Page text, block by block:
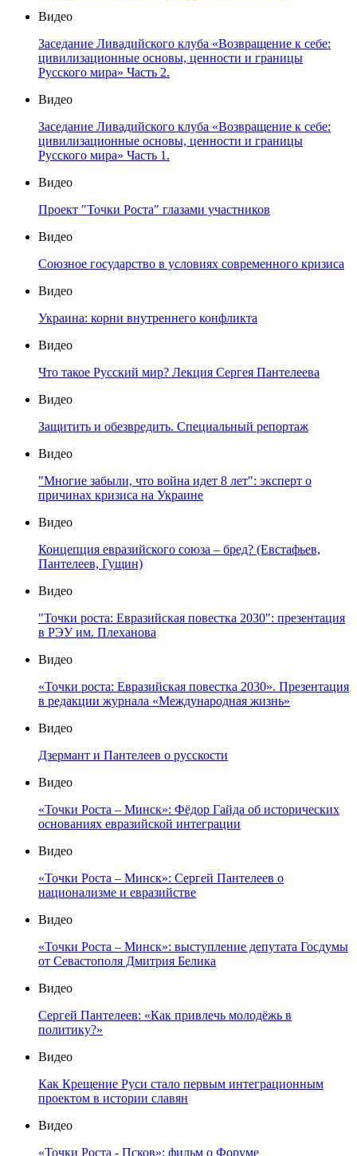
Видео
Заседание Ливадийского клуба «Возвращение к себе:
цивилизационные основы, ценности и границы
Русского мира» Часть 2.
Видео
Заседание Ливадийского клуба «Возвращение к себе:
цивилизационные основы, ценности и границы
Русского мира» Часть 1.
Видео
Проект "Точки Роста" глазами участников
Видео
Союзное государство в условиях современного кризиса
Видео
Украина: корни внутреннего конфликта
Видео
Что такое Русский мир? Лекция Сергея Пантелеева
Видео
Защитить и обезвредить. Специальный репортаж
Видео
"Многие забыли, что война идет 8 лет": эксперт о
причинах кризиса на Украине
Видео
Концепция евразийского союза – бред? (Евстафьев,
Пантелеев, Гущин)
Видео
"Точки роста: Евразийская повестка 2030": презентация
в РЭУ им. Плеханова
Видео
«Точки роста: Евразийская повестка 2030». Презентация
в редакции журнала «Международная жизнь»
Видео
Дзермант и Пантелеев о русскости
Видео
«Точки Роста – Минск»: Фёдор Гайда об исторических
основаниях евразийской интеграции
Видео
«Точки Роста – Минск»: Сергей Пантелеев о
национализме и евразийстве
Видео
«Точки Роста – Минск»: выступление депутата Госдумы
от Севастополя Дмитрия Белика
Видео
Сергей Пантелеев: «Как привлечь молодёжь в
политику?»
Видео
Как Крещение Руси стало первым интеграционным
проектом в истории славян
Видео
«Точки Роста - Псков»: фильм о Форуме